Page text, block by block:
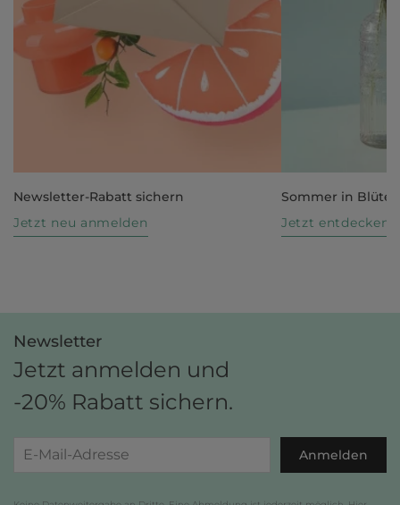
Newsletter-Rabatt sichern
Jetzt neu anmelden
Sommer in Blüte
Jetzt entdecken
Newsletter
Jetzt anmelden und
-20% Rabatt sichern.
Anmelden